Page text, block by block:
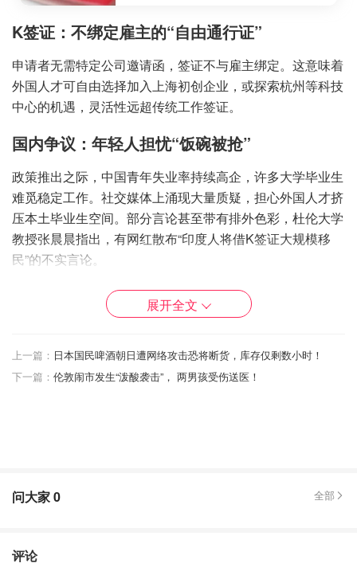
K签证：不绑定雇主的“自由通行证”
申请者无需特定公司邀请函，签证不与雇主绑定。这意味着
外国人才可自由选择加入上海初创企业，或探索杭州等科技
中心的机遇，灵活性远超传统工作签证。
国内争议：年轻人担忧“饭碗被抢”
政策推出之际，中国青年失业率持续高企，许多大学毕业生
难觅稳定工作。社交媒体上涌现大量质疑，担心外国人才挤
压本土毕业生空间。部分言论甚至带有排外色彩，杜伦大学
教授张晨晨指出，有网红散布“印度人将借K签证大规模移
民”的不实言论。
官方回应：强调开放自信，区别H-1B
态”，并明确区分于美国H-1B：后者满足行业用工需求，而
K签证重在促进中外青年科技人才交流。
2020年数据显示，外籍人口仅占中国大陆总人口的0.1%，
展开全文
上一篇： 日本国民啤酒朝日遭网络攻击恐将断货，库存仅剩数小时！
下一篇： 伦敦闹市发生“泼酸袭击”， 两男孩受伤送医！
问大家0 全部
评论